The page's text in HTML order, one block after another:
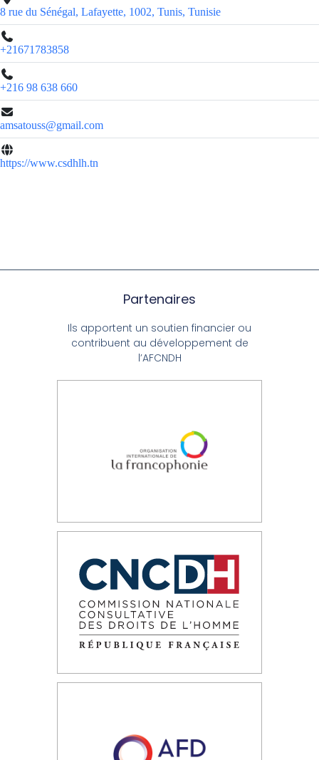
8 rue du Sénégal, Lafayette, 1002, Tunis, Tunisie
+21671783858
+216 98 638 660
amsatouss@gmail.com
https://www.csdhlh.tn
Partenaires
Ils apportent un soutien financier ou
contribuent au développement de
l’AFCNDH